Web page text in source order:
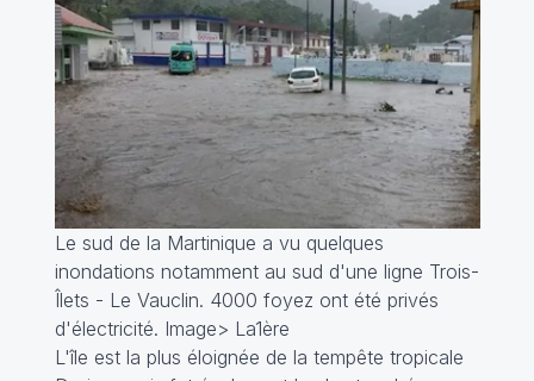
Le sud de la Martinique a vu quelques
inondations notamment au sud d'une ligne Trois-
Îlets - Le Vauclin. 4000 foyez ont été privés
d'électricité. Image> La1ère
L'île est la plus éloignée de la tempête tropicale